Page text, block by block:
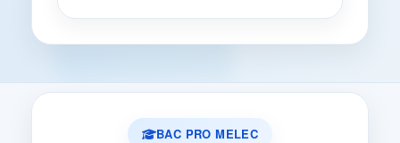
BAC PRO MELEC